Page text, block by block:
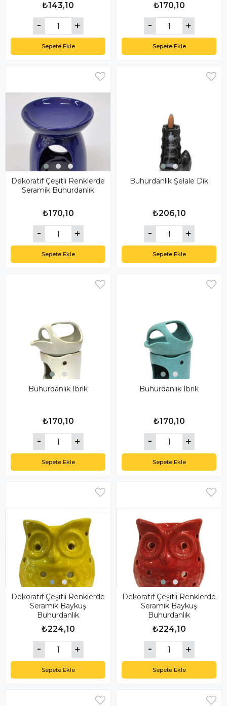
₺143,10
Sepete Ekle
₺170,10
Sepete Ekle
Dekoratif Çeşitli Renklerde
Seramik Buhurdanlık
₺170,10
Sepete Ekle
Buhurdanlık Şelale Dik
₺206,10
Sepete Ekle
Buhurdanlık Ibrik
₺170,10
Sepete Ekle
Buhurdanlık Ibrik
₺170,10
Sepete Ekle
Dekoratif Çeşitli Renklerde
Seramik Baykuş
Buhurdanlık
₺224,10
Sepete Ekle
Dekoratif Çeşitli Renklerde
Seramik Baykuş
Buhurdanlık
₺224,10
Sepete Ekle